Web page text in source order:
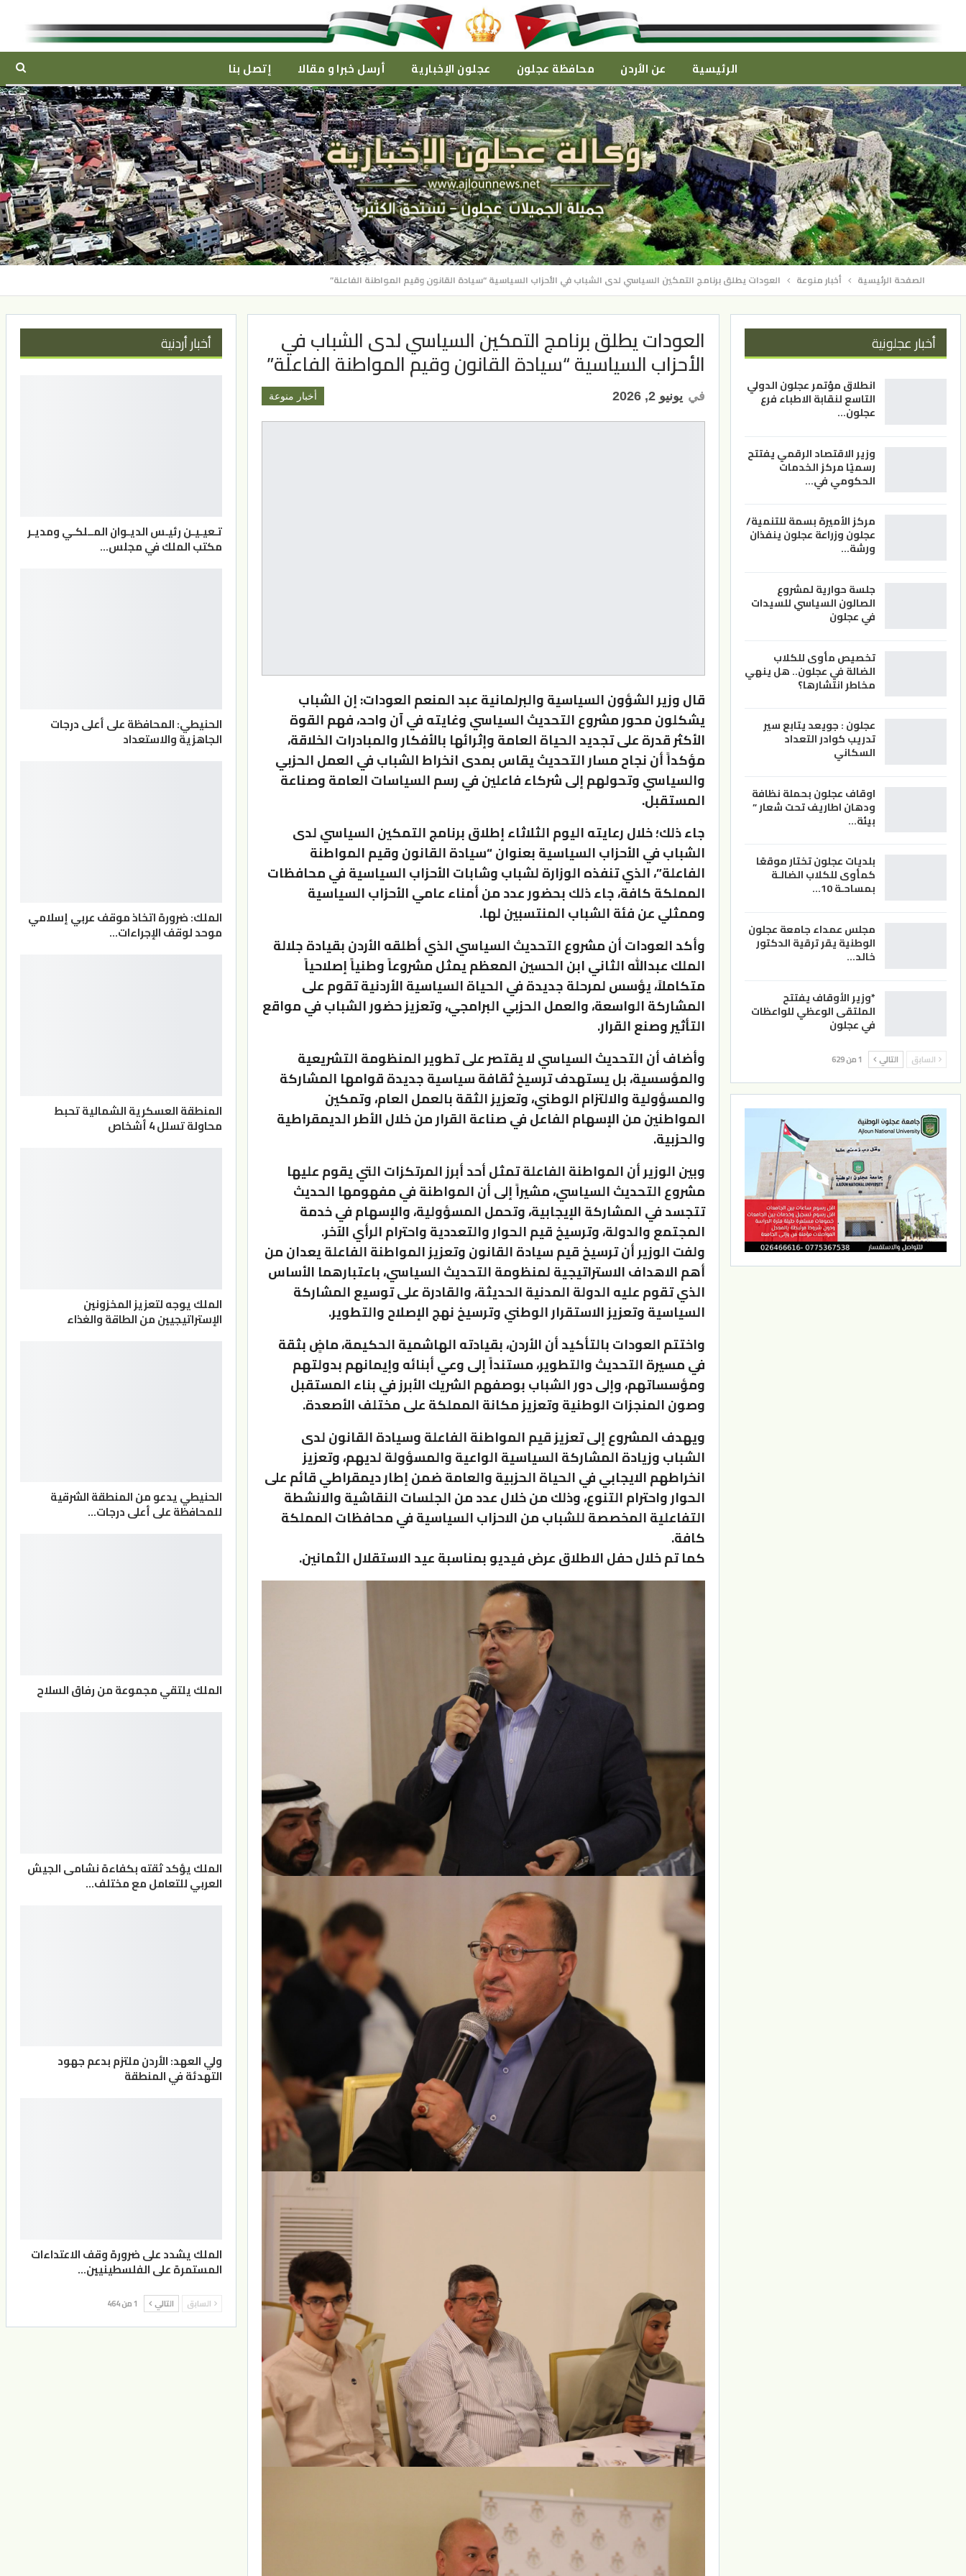
الرئيسية عن الأردن محافظة عجلون عجلون الإخبارية أرسل خبرا و مقالا إتصل بنا
الصفحة الرئيسية أخبار منوعة العودات يطلق برنامج التمكين السياسي لدى الشباب في الأحزاب السياسية “سيادة القانون وقيم المواطنة الفاعلة”
العودات يطلق برنامج التمكين السياسي لدى الشباب في
الأحزاب السياسية “سيادة القانون وقيم المواطنة الفاعلة”
أخبار منوعة في يونيو 2, 2026
قال وزير الشؤون السياسية والبرلمانية عبد المنعم العودات: إن الشباب
يشكلون محور مشروع التحديث السياسي وغايته في آن واحد، فهم القوة
الأكثر قدرة على تجديد الحياة العامة وإثرائها بالأفكار والمبادرات الخلاقة،
مؤكداً أن نجاح مسار التحديث يقاس بمدى انخراط الشباب في العمل الحزبي
والسياسي وتحولهم إلى شركاء فاعلين في رسم السياسات العامة وصناعة
المستقبل.
جاء ذلك؛ خلال رعايته اليوم الثلاثاء إطلاق برنامج التمكين السياسي لدى
الشباب في الأحزاب السياسية بعنوان “سيادة القانون وقيم المواطنة
الفاعلة”، الذي تنفذه الوزارة لشباب وشابات الأحزاب السياسية في محافظات
المملكة كافة، جاء ذلك بحضور عدد من أمناء عامي الأحزاب السياسية
وممثلي عن فئة الشباب المنتسبين لها.
وأكد العودات أن مشروع التحديث السياسي الذي أطلقه الأردن بقيادة جلالة
الملك عبدالله الثاني ابن الحسين المعظم يمثل مشروعاً وطنياً إصلاحياً
متكاملاً، يؤسس لمرحلة جديدة في الحياة السياسية الأردنية تقوم على
المشاركة الواسعة، والعمل الحزبي البرامجي، وتعزيز حضور الشباب في مواقع
التأثير وصنع القرار.
وأضاف أن التحديث السياسي لا يقتصر على تطوير المنظومة التشريعية
والمؤسسية، بل يستهدف ترسيخ ثقافة سياسية جديدة قوامها المشاركة
والمسؤولية والالتزام الوطني، وتعزيز الثقة بالعمل العام، وتمكين
المواطنين من الإسهام الفاعل في صناعة القرار من خلال الأطر الديمقراطية
والحزبية.
وبين الوزير أن المواطنة الفاعلة تمثل أحد أبرز المرتكزات التي يقوم عليها
مشروع التحديث السياسي، مشيراً إلى أن المواطنة في مفهومها الحديث
تتجسد في المشاركة الإيجابية، وتحمل المسؤولية، والإسهام في خدمة
المجتمع والدولة، وترسيخ قيم الحوار والتعددية واحترام الرأي الآخر.
ولفت الوزير أن ترسيخ قيم سيادة القانون وتعزيز المواطنة الفاعلة يعدان من
أهم الاهداف الاستراتيجية لمنظومة التحديث السياسي، باعتبارهما الأساس
الذي تقوم عليه الدولة المدنية الحديثة، والقادرة على توسيع المشاركة
السياسية وتعزيز الاستقرار الوطني وترسيخ نهج الإصلاح والتطوير.
واختتم العودات بالتأكيد أن الأردن، بقيادته الهاشمية الحكيمة، ماضٍ بثقة
في مسيرة التحديث والتطوير، مستنداً إلى وعي أبنائه وإيمانهم بدولتهم
ومؤسساتهم، وإلى دور الشباب بوصفهم الشريك الأبرز في بناء المستقبل
وصون المنجزات الوطنية وتعزيز مكانة المملكة على مختلف الأصعدة.
ويهدف المشروع إلى تعزيز قيم المواطنة الفاعلة وسيادة القانون لدى
الشباب وزيادة المشاركة السياسية الواعية والمسؤولة لديهم، وتعزيز
انخراطهم الايجابي في الحياة الحزبية والعامة ضمن إطار ديمقراطي قائم على
الحوار واحترام التنوع، وذلك من خلال عدد من الجلسات النقاشية والانشطة
التفاعلية المخصصة للشباب من الاحزاب السياسية في محافظات المملكة
كافة.
كما تم خلال حفل الاطلاق عرض فيديو بمناسبة عيد الاستقلال الثمانين.
أخبار عجلونية
انطلاق مؤتمر عجلون الدولي
التاسع لنقابة الاطباء فرع
عجلون…
وزير الاقتصاد الرقمي يفتتح
رسميًا مركز الخدمات
الحكومي في…
مركز الأميرة بسمة للتنمية/
عجلون وزراعة عجلون ينفذان
ورشة…
جلسة حوارية لمشروع
الصالون السياسي للسيدات
في عجلون
تخصيص مأوى للكلاب
الضالة في عجلون.. هل ينهي
مخاطر انتشارها؟
عجلون : جويعد يتابع سير
تدريب كوادر التعداد
السكاني
اوقاف عجلون بحملة نظافة
ودهان اطاريف تحت شعار ”
بيئة…
بلديات عجلون تختار موقعًا
كمأوى للكلاب الضالـة
بمساحـة 10…
مجلس عمداء جامعة عجلون
الوطنية يقر ترقية الدكتور
خالد…
*وزير الأوقاف يفتتح
الملتقى الوعظي للواعظات
في عجلون
السابق التالي 1 من 629
أخبار أردنية
تـعيـيـن رئيـس الديـوان المــلكـي ومديـر
مكتب الملك في مجلس…
الحنيطي: المحافظة على أعلى درجات
الجاهزية والاستعداد
الملك: ضرورة اتخاذ موقف عربي إسلامي
موحد لوقف الإجراءات…
المنطقة العسكرية الشمالية تحبط
محاولة تسلل 4 أشخاص
الملك يوجه لتعزيز المخزونين
الإستراتيجيين من الطاقة والغذاء
الحنيطي يدعو من المنطقة الشرقية
للمحافظة على أعلى درجات…
الملك يلتقي مجموعة من رفاق السلاح
الملك يؤكد ثقته بكفاءة نشامى الجيش
العربي للتعامل مع مختلف…
ولي العهد: الأردن ملتزم بدعم جهود
التهدئة في المنطقة
الملك يشدد على ضرورة وقف الاعتداءات
المستمرة على الفلسطينيين…
السابق التالي 1 من 464